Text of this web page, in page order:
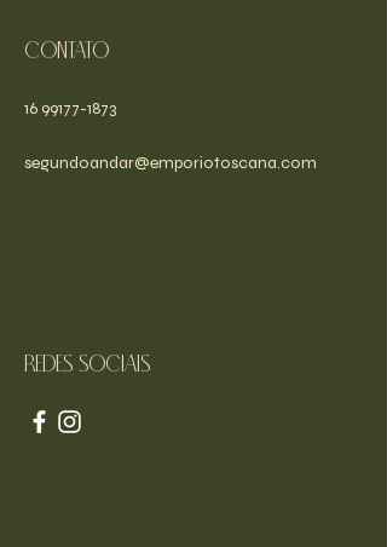
Contato
16 99177-1873
segundoandar@emporiotoscana.com
Redes sociais